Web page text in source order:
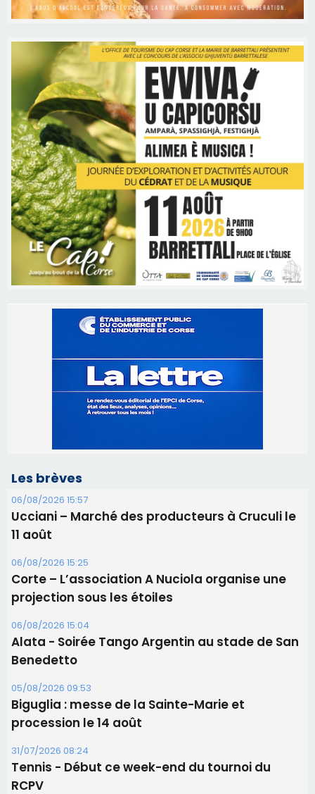
06/08/2026 15:57
Ucciani – Marché des producteurs à Cruculi le
Corte – L’association A Nuciola organise une
projection sous les étoiles
06/08/2026 15:04
Alata - Soirée Tango Argentin au stade de San
Benedetto
05/08/2026 09:53
Biguglia : messe de la Sainte-Marie et
procession le 14 août
31/07/2026 08:24
Tennis - Début ce week-end du tournoi du
RCPV
31/07/2026 08:22
82ème anniversaire de la disparition du
Commandant Antoine de Saint Exupery